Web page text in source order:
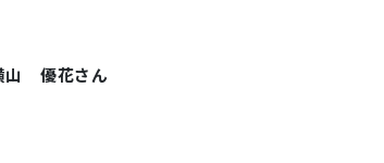
山 優花さん